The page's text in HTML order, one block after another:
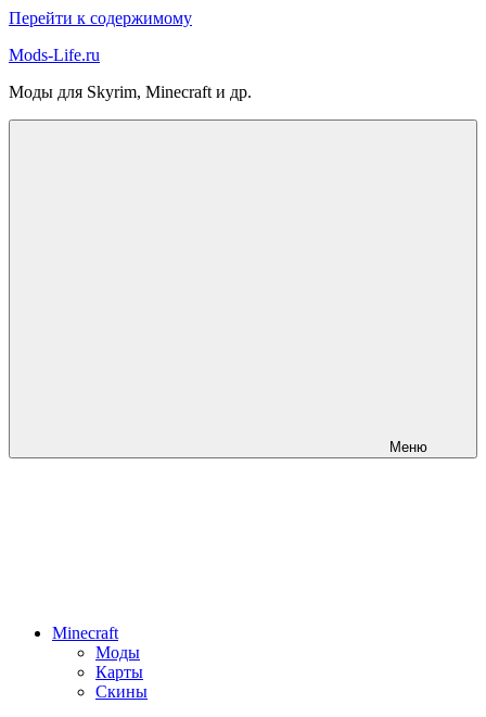
Перейти к содержимому
Mods-Life.ru
Моды для Skyrim, Minecraft и др.
Меню
Minecraft
Моды
Карты
Скины